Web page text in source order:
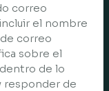
correo
el nombre
correo
sobre el
de lo
responder de